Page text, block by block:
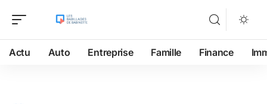
Actu Auto Entreprise Famille Finance